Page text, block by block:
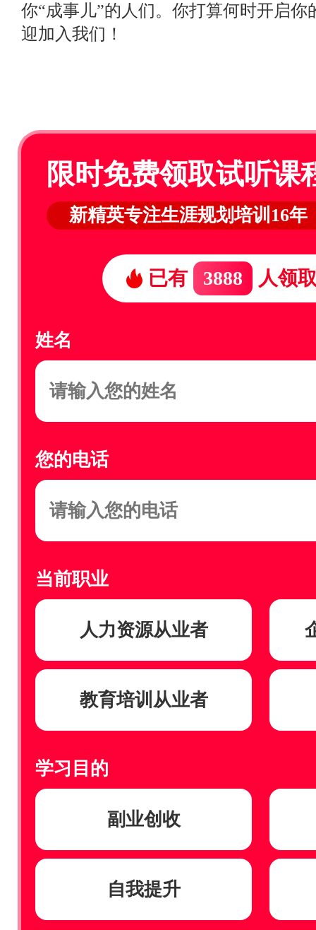
你“成事儿”的人们。你打算何时开启
迎加入我们！
限时免费领取试听课
新精英专注生涯规划培训16年
已有 3888 人领
姓名
您的电话
当前职业
人力资源从业者
教育培训从业者
学习目的
副业创收
自我提升